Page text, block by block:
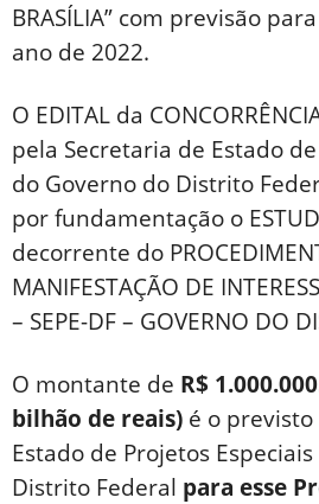
BRASÍLIA” com previsão
ano de 2022.
O EDITAL da
pela Secretaria de Estado
do Governo do Distrito
por fundamentação o
decorrente do
MANIFESTAÇÃO DE
– SEPE-DF – GOVERNO DO
O montante de R$
bilhão de reais) é o
Estado de Projetos
Distrito Federal para esse